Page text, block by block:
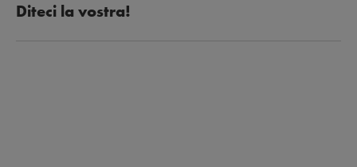
Diteci la vostra!